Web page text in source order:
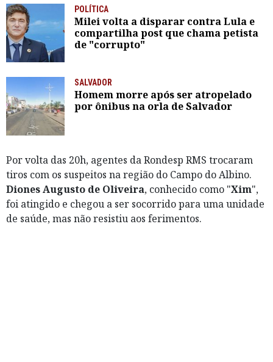
POLÍTICA
Milei volta a disparar contra Lula e
compartilha post que chama petista
de "corrupto"
SALVADOR
Homem morre após ser atropelado
por ônibus na orla de Salvador
Por volta das 20h, agentes da Rondesp RMS trocaram
tiros com os suspeitos na região do Campo do Albino.
Diones Augusto de Oliveira, conhecido como "Xim",
foi atingido e chegou a ser socorrido para uma unidade
de saúde, mas não resistiu aos ferimentos.